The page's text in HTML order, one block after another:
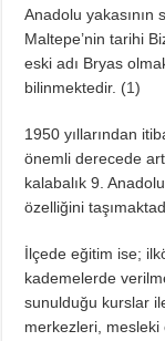
Anadolu
Maltepe’nin tarihi
eski adı Bryas
bilinmektedir. (1)
1950 yıllarından
önemli derecede
kalabalık 9.
özelliğini
İlçede eğitim ise;
kademelerde
sunulduğu kurslar
merkezleri,